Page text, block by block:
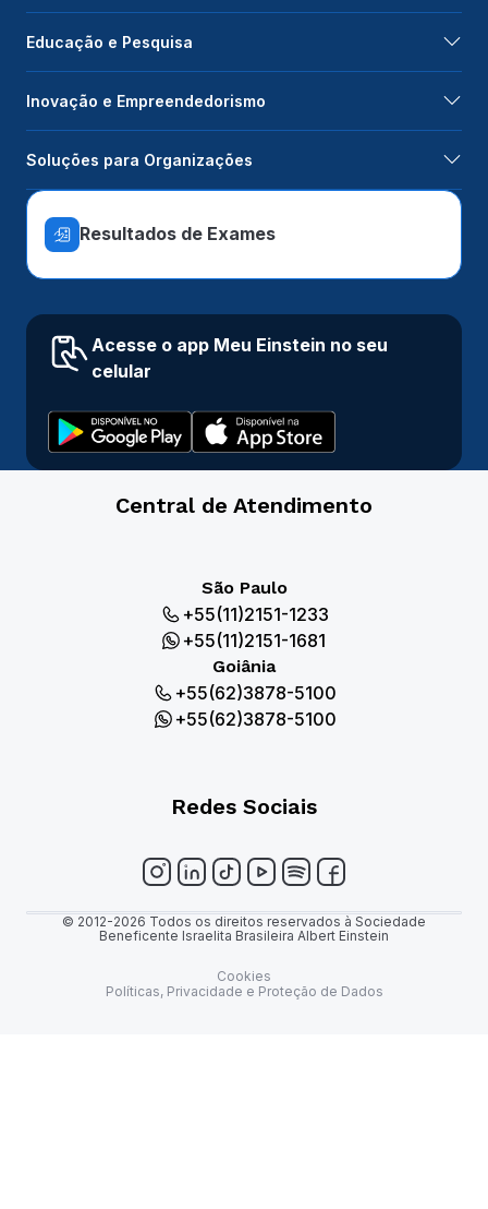
Educação e Pesquisa
Inovação e Empreendedorismo
Soluções para Organizações
Resultados de Exames
Acesse o app Meu Einstein no seu
celular
Central de Atendimento
São Paulo
+55(11)2151-1233
+55(11)2151-1681
Goiânia
+55(62)3878-5100
+55(62)3878-5100
Redes Sociais
© 2012-2026 Todos os direitos reservados à Sociedade
Beneficente Israelita Brasileira Albert Einstein
Cookies
Políticas, Privacidade e Proteção de Dados